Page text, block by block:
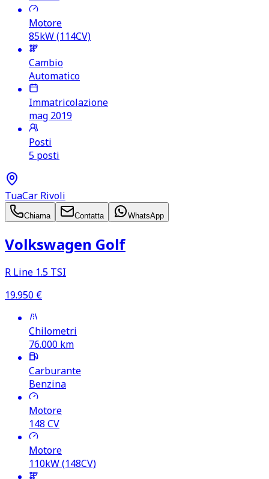
Motore
85kW (114CV)
Cambio
Automatico
Immatricolazione
mag 2019
Posti
5 posti
TuaCar Rivoli
Chiama Contatta WhatsApp
Volkswagen Golf
R Line 1.5 TSI
19.950 €
Chilometri
76.000 km
Carburante
Benzina
Motore
148 CV
Motore
110kW (148CV)